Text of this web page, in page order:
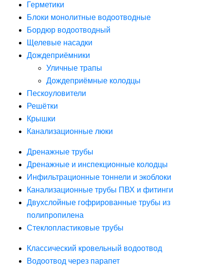
Герметики
Блоки монолитные водоотводные
Бордюр водоотводный
Щелевые насадки
Дождеприёмники
Уличные трапы
Дождеприёмные колодцы
Пескоуловители
Решётки
Крышки
Канализационные люки
Дренажные трубы
Дренажные и инспекционные колодцы
Инфильтрационные тоннели и экоблоки
Канализационные трубы ПВХ и фитинги
Двухслойные гофрированные трубы из
полипропилена
Стеклопластиковые трубы
Классический кровельный водоотвод
Водоотвод через парапет